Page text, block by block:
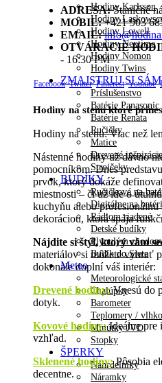
Hodiny Karlsson
Hodiny
Hodiny Lowell
Hodiny Nextime
Hodiny Nomon
Hodiny Twins
ZMAJSTRUJ SI SÁM
Príslušenstvo
Batérie Panasonic
Batérie Renata
Ručičky
Matice
Drevené inšpirácie
Strojčeky
BUDÍKY
Ručičkové na
Digitálne na
Rádiom riadené
Detské budíky
Plynulým chodom
Budík do Siete
Meteo
Meteorologické
Chalúpky
Barometer
Teplomery /
Minútky JVD
Stopky
ŠPERKY
Náhrdelníky
Náramky
ADRESA: Staničné
MOBIL: +421 903
EMAIL:
OTVÁRACIE
- 16:30 PM
Facebook Twitter Pinterest Youtube
Hodiny na stenu ktoré
Hodiny na stenu: Viac než
Nástenné hodiny už dávno
pomocníkom. Dnes
prvok, ktorý dokáže
miestnosti – či už ide o
kuchyňu alebo profesionálnu
dekoráciou, ktorá spája
Nájdite si štýl, ktorý vám
materiálov si môžete vybrať
dokonale doplní váš interiér:
Drevené hodiny:Vnesú do
dotyk.
Kovové hodiny:Ideálne pre
vzhľad.
Sklenené hodiny:Pôsobia
decentne.